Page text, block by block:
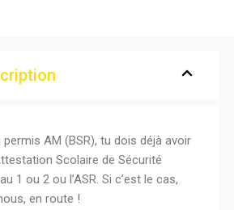
permis AM (BSR), tu dois déjà avoir
Scolaire de Sécurité
1 ou 2 ou l’ASR. Si c’est le cas,
en route !